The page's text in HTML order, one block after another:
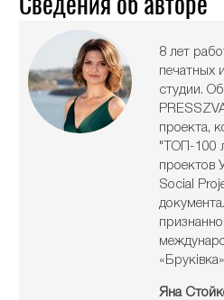
8 лет
печатных
студии.
проекта,
"ТОП-100
проектов
Social
Яна